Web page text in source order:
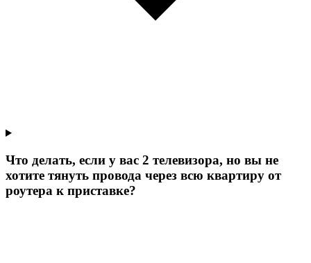
Что делать, если у вас 2 телевизора, но вы не
хотите тянуть провода через всю квартиру от
роутера к приставке?